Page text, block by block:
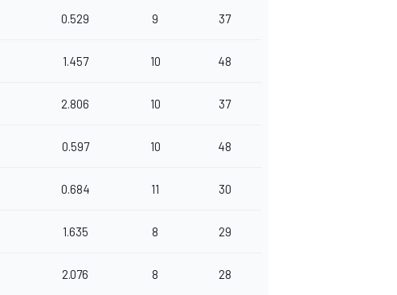
0.529 9 37
1.457 10 48
2.806 10 37
0.597 10 48
0.684 11 30
1.635 8 29
2.076 8 28